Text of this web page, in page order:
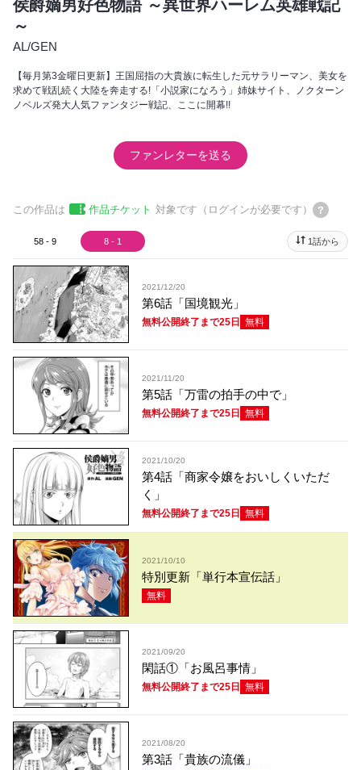
侯爵嫡男好色物語 ～異世界ハーレム英雄戦記
～
AL/GEN
【毎月第3金曜日更新】王国屈指の大貴族に転生した元サラリーマン、美女を
求めて戦乱続く大陸を奔走する!「小説家になろう」姉妹サイト、ノクターン
ノベルズ発大人気ファンタジー戦記、ここに開幕!!
ファンレターを送る
この作品は 作品チケット 対象です（ログインが必要です）
58 - 9 8 - 1 1話から
2021/12/20
第6話「国境観光」
無料公開終了まで25日 無料
2021/11/20
第5話「万雷の拍手の中で」
無料公開終了まで25日 無料
2021/10/20
第4話「商家令嬢をおいしくいただ
く」
無料公開終了まで25日 無料
2021/10/10
特別更新「単行本宣伝話」
無料
2021/09/20
閑話①「お風呂事情」
無料公開終了まで25日 無料
2021/08/20
第3話「貴族の流儀」